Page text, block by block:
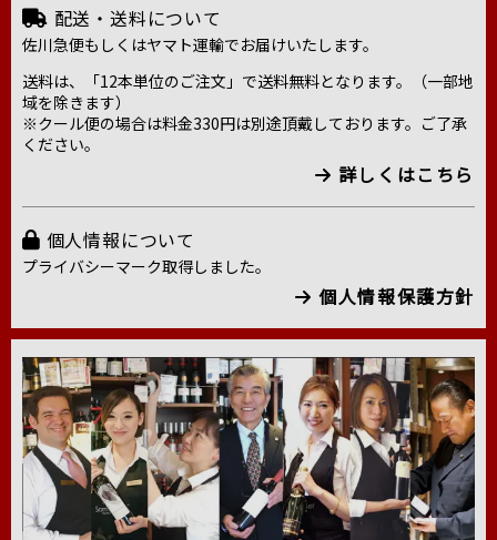
配送・送料について
佐川急便もしくはヤマト運輸でお届けいたします。
送料は、「12本単位のご注文」で送料無料となります。（一部地
域を除きます）
※クール便の場合は料金330円は別途頂戴しております。ご了承
ください。
詳しくはこちら
個人情報について
プライバシーマーク取得しました。
個人情報保護方針